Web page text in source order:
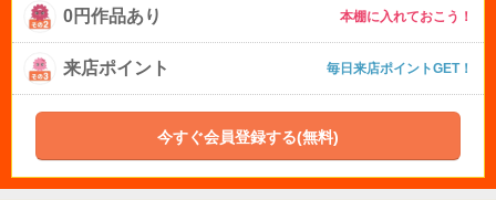
0円作品あり 本棚に入れておこう！
来店ポイント 毎日来店ポイントGET！
今すぐ会員登録する(無料)